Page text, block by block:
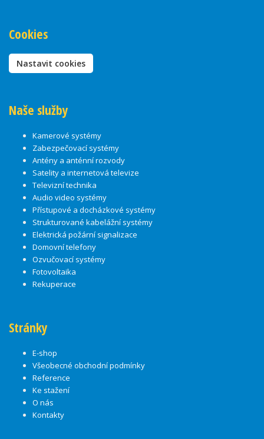
Cookies
Nastavit cookies
Naše služby
Kamerové systémy
Zabezpečovací systémy
Antény a anténní rozvody
Satelity a internetová televize
Televizní technika
Audio video systémy
Přístupové a docházkové systémy
Strukturované kabelážní systémy
Elektrická požární signalizace
Domovní telefony
Ozvučovací systémy
Fotovoltaika
Rekuperace
Stránky
E-shop
Všeobecné obchodní podmínky
Reference
Ke stažení
O nás
Kontakty